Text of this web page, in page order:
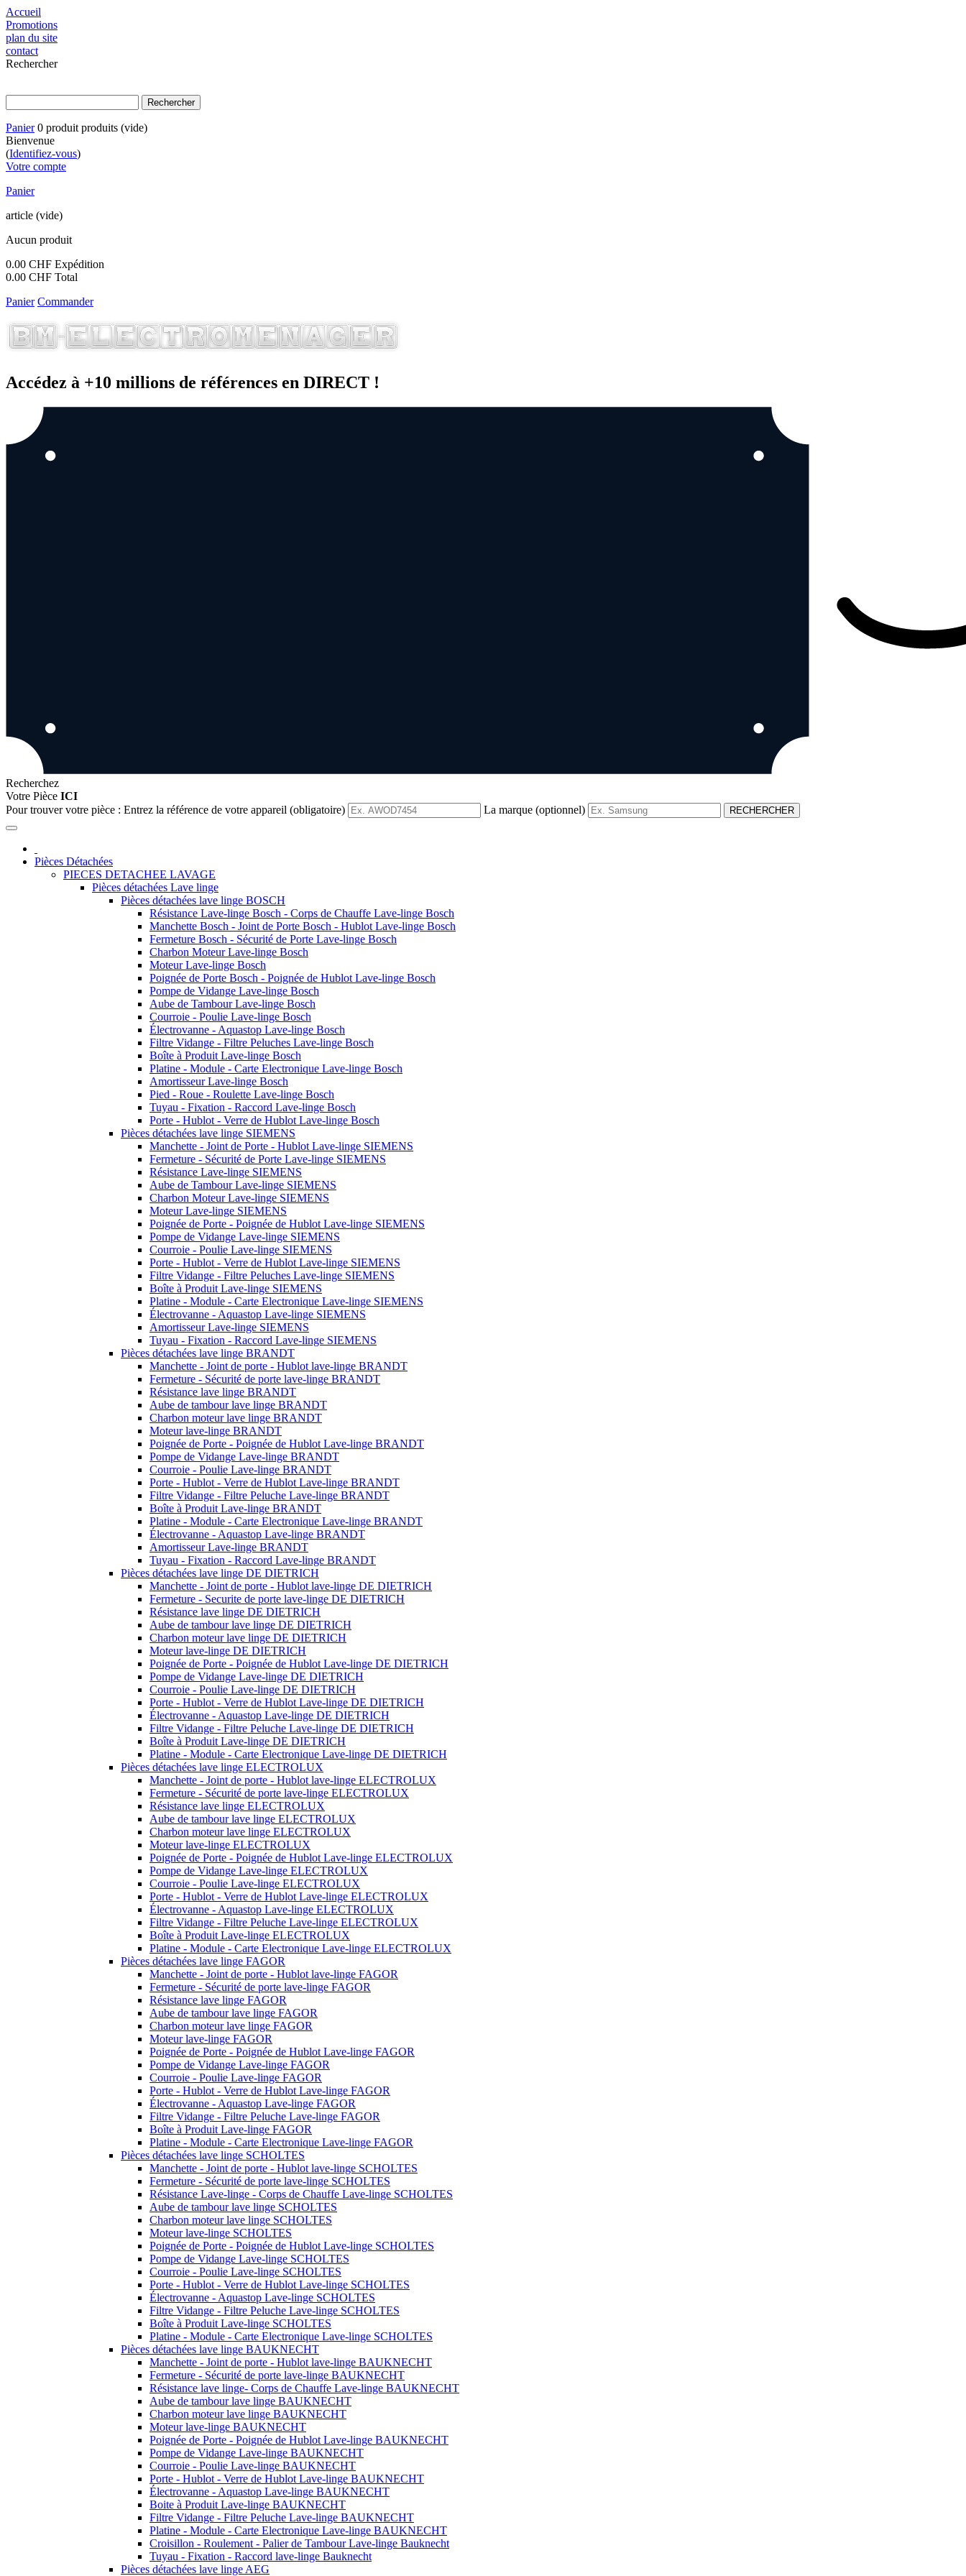
Accueil
Promotions
plan du site
contact
Rechercher
Panier 0 produit produits (vide)
Bienvenue
(Identifiez-vous)
Votre compte
Panier
article (vide)
Aucun produit
0.00 CHF Expédition
0.00 CHF Total
Panier Commander
Accédez à +10 millions de références en DIRECT !
Recherchez
Votre Pièce ICI
Pour trouver votre pièce : Entrez la référence de votre appareil (obligatoire) La marque (optionnel) RECHERCHER
Pièces Détachées
PIECES DETACHEE LAVAGE
Pièces détachées Lave linge
Pièces détachées lave linge BOSCH
Résistance Lave-linge Bosch - Corps de Chauffe Lave-linge Bosch
Manchette Bosch - Joint de Porte Bosch - Hublot Lave-linge Bosch
Fermeture Bosch - Sécurité de Porte Lave-linge Bosch
Charbon Moteur Lave-linge Bosch
Moteur Lave-linge Bosch
Poignée de Porte Bosch - Poignée de Hublot Lave-linge Bosch
Pompe de Vidange Lave-linge Bosch
Aube de Tambour Lave-linge Bosch
Courroie - Poulie Lave-linge Bosch
Électrovanne - Aquastop Lave-linge Bosch
Filtre Vidange - Filtre Peluches Lave-linge Bosch
Boîte à Produit Lave-linge Bosch
Platine - Module - Carte Electronique Lave-linge Bosch
Amortisseur Lave-linge Bosch
Pied - Roue - Roulette Lave-linge Bosch
Tuyau - Fixation - Raccord Lave-linge Bosch
Porte - Hublot - Verre de Hublot Lave-linge Bosch
Pièces détachées lave linge SIEMENS
Manchette - Joint de Porte - Hublot Lave-linge SIEMENS
Fermeture - Sécurité de Porte Lave-linge SIEMENS
Résistance Lave-linge SIEMENS
Aube de Tambour Lave-linge SIEMENS
Charbon Moteur Lave-linge SIEMENS
Moteur Lave-linge SIEMENS
Poignée de Porte - Poignée de Hublot Lave-linge SIEMENS
Pompe de Vidange Lave-linge SIEMENS
Courroie - Poulie Lave-linge SIEMENS
Porte - Hublot - Verre de Hublot Lave-linge SIEMENS
Filtre Vidange - Filtre Peluches Lave-linge SIEMENS
Boîte à Produit Lave-linge SIEMENS
Platine - Module - Carte Electronique Lave-linge SIEMENS
Électrovanne - Aquastop Lave-linge SIEMENS
Amortisseur Lave-linge SIEMENS
Tuyau - Fixation - Raccord Lave-linge SIEMENS
Pièces détachées lave linge BRANDT
Manchette - Joint de porte - Hublot lave-linge BRANDT
Fermeture - Sécurité de porte lave-linge BRANDT
Résistance lave linge BRANDT
Aube de tambour lave linge BRANDT
Charbon moteur lave linge BRANDT
Moteur lave-linge BRANDT
Poignée de Porte - Poignée de Hublot Lave-linge BRANDT
Pompe de Vidange Lave-linge BRANDT
Courroie - Poulie Lave-linge BRANDT
Porte - Hublot - Verre de Hublot Lave-linge BRANDT
Filtre Vidange - Filtre Peluche Lave-linge BRANDT
Boîte à Produit Lave-linge BRANDT
Platine - Module - Carte Electronique Lave-linge BRANDT
Électrovanne - Aquastop Lave-linge BRANDT
Amortisseur Lave-linge BRANDT
Tuyau - Fixation - Raccord Lave-linge BRANDT
Pièces détachées lave linge DE DIETRICH
Manchette - Joint de porte - Hublot lave-linge DE DIETRICH
Fermeture - Securite de porte lave-linge DE DIETRICH
Résistance lave linge DE DIETRICH
Aube de tambour lave linge DE DIETRICH
Charbon moteur lave linge DE DIETRICH
Moteur lave-linge DE DIETRICH
Poignée de Porte - Poignée de Hublot Lave-linge DE DIETRICH
Pompe de Vidange Lave-linge DE DIETRICH
Courroie - Poulie Lave-linge DE DIETRICH
Porte - Hublot - Verre de Hublot Lave-linge DE DIETRICH
Électrovanne - Aquastop Lave-linge DE DIETRICH
Filtre Vidange - Filtre Peluche Lave-linge DE DIETRICH
Boîte à Produit Lave-linge DE DIETRICH
Platine - Module - Carte Electronique Lave-linge DE DIETRICH
Pièces détachées lave linge ELECTROLUX
Manchette - Joint de porte - Hublot lave-linge ELECTROLUX
Fermeture - Sécurité de porte lave-linge ELECTROLUX
Résistance lave linge ELECTROLUX
Aube de tambour lave linge ELECTROLUX
Charbon moteur lave linge ELECTROLUX
Moteur lave-linge ELECTROLUX
Poignée de Porte - Poignée de Hublot Lave-linge ELECTROLUX
Pompe de Vidange Lave-linge ELECTROLUX
Courroie - Poulie Lave-linge ELECTROLUX
Porte - Hublot - Verre de Hublot Lave-linge ELECTROLUX
Électrovanne - Aquastop Lave-linge ELECTROLUX
Filtre Vidange - Filtre Peluche Lave-linge ELECTROLUX
Boîte à Produit Lave-linge ELECTROLUX
Platine - Module - Carte Electronique Lave-linge ELECTROLUX
Pièces détachées lave linge FAGOR
Manchette - Joint de porte - Hublot lave-linge FAGOR
Fermeture - Sécurité de porte lave-linge FAGOR
Résistance lave linge FAGOR
Aube de tambour lave linge FAGOR
Charbon moteur lave linge FAGOR
Moteur lave-linge FAGOR
Poignée de Porte - Poignée de Hublot Lave-linge FAGOR
Pompe de Vidange Lave-linge FAGOR
Courroie - Poulie Lave-linge FAGOR
Porte - Hublot - Verre de Hublot Lave-linge FAGOR
Électrovanne - Aquastop Lave-linge FAGOR
Filtre Vidange - Filtre Peluche Lave-linge FAGOR
Boîte à Produit Lave-linge FAGOR
Platine - Module - Carte Electronique Lave-linge FAGOR
Pièces détachées lave linge SCHOLTES
Manchette - Joint de porte - Hublot lave-linge SCHOLTES
Fermeture - Sécurité de porte lave-linge SCHOLTES
Résistance Lave-linge - Corps de Chauffe Lave-linge SCHOLTES
Aube de tambour lave linge SCHOLTES
Charbon moteur lave linge SCHOLTES
Moteur lave-linge SCHOLTES
Poignée de Porte - Poignée de Hublot Lave-linge SCHOLTES
Pompe de Vidange Lave-linge SCHOLTES
Courroie - Poulie Lave-linge SCHOLTES
Porte - Hublot - Verre de Hublot Lave-linge SCHOLTES
Électrovanne - Aquastop Lave-linge SCHOLTES
Filtre Vidange - Filtre Peluche Lave-linge SCHOLTES
Boîte à Produit Lave-linge SCHOLTES
Platine - Module - Carte Electronique Lave-linge SCHOLTES
Pièces détachées lave linge BAUKNECHT
Manchette - Joint de porte - Hublot lave-linge BAUKNECHT
Fermeture - Sécurité de porte lave-linge BAUKNECHT
Résistance lave linge- Corps de Chauffe Lave-linge BAUKNECHT
Aube de tambour lave linge BAUKNECHT
Charbon moteur lave linge BAUKNECHT
Moteur lave-linge BAUKNECHT
Poignée de Porte - Poignée de Hublot Lave-linge BAUKNECHT
Pompe de Vidange Lave-linge BAUKNECHT
Courroie - Poulie Lave-linge BAUKNECHT
Porte - Hublot - Verre de Hublot Lave-linge BAUKNECHT
Électrovanne - Aquastop Lave-linge BAUKNECHT
Boite à Produit Lave-linge BAUKNECHT
Filtre Vidange - Filtre Peluche Lave-linge BAUKNECHT
Platine - Module - Carte Electronique Lave-linge BAUKNECHT
Croisillon - Roulement - Palier de Tambour Lave-linge Bauknecht
Tuyau - Fixation - Raccord lave-linge Bauknecht
Pièces détachées lave linge AEG